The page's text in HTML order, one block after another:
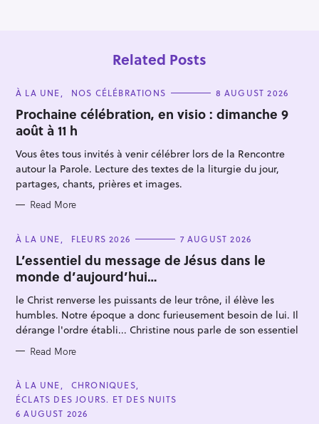
Related Posts
C
T
E
G
O
R
I
E
S
À LA UNE NOS CÉLÉBRATIONS 8 AUGUST 2026
Prochaine célébration, en visio : dimanche 9
août à 11 h
Vous êtes tous invités à venir célébrer lors de la Rencontre
autour la Parole. Lecture des textes de la liturgie du jour,
partages, chants, prières et images.
Read More
C
T
E
G
O
R
I
E
S
À LA UNE FLEURS 2026 7 AUGUST 2026
L’essentiel du message de Jésus dans le
monde d’aujourd’hui…
le Christ renverse les puissants de leur trône, il élève les
humbles. Notre époque a donc furieusement besoin de lui. Il
dérange l'ordre établi... Christine nous parle de son essentiel
Read More
C
A
T
E
À LA UNE
CHRONIQUES
ÉCLATS DES JOURS. ET DES NUITS
6 AUGUST 2026
S
a
c
h
o
: